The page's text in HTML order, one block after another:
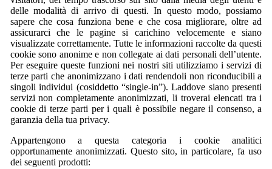
delle modalità di arrivo di questi. In questo modo, possiamo
sapere che cosa funziona bene e che cosa migliorare, oltre ad
assicurarci che le pagine si carichino velocemente e siano
visualizzate correttamente. Tutte le informazioni raccolte da questi
cookie sono anonime e non collegate ai dati personali dell’utente.
Per eseguire queste funzioni nei nostri siti utilizziamo i servizi di
terze parti che anonimizzano i dati rendendoli non riconducibili a
singoli individui (cosiddetto “single-in”). Laddove siano presenti
servizi non completamente anonimizzati, li troverai elencati tra i
cookie di terze parti per i quali è possibile negare il consenso, a
garanzia della tua privacy.
Appartengono a questa categoria i cookie analitici
opportunamente anonimizzati. Questo sito, in particolare, fa uso
dei seguenti prodotti: